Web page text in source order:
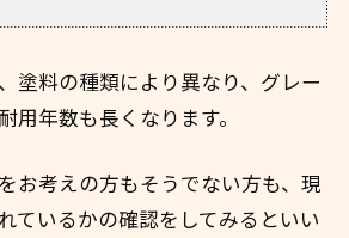
塗料の種類により異なり、グレー
用年数も長くなります。
お考えの方もそうでない方も、現
ているかの確認をしてみるといい